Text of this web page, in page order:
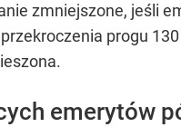
zmniejszone, jeśli
progu
emerytów